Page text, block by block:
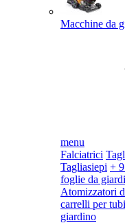
Macchine da
menu
Falciatrici
Tagliasiepi +
foglie da
Atomizzatori
carrelli per
giardino